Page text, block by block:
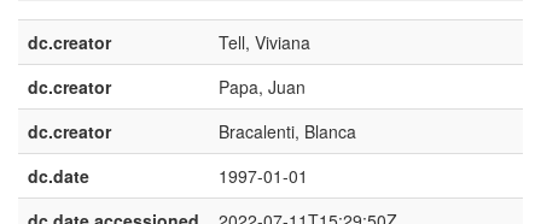
dc.creator
Tell, Viviana
dc.creator
Papa, Juan
dc.creator
Bracalenti, Blanca
dc.date
1997-01-01